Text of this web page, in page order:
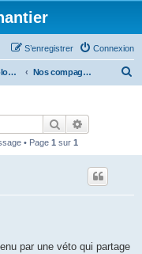
Connexion
S’enregistrer
Nature/Ecologie/Ptits oiseaux... Nos compagnons à X pattes...
Rechercher
• Page 1 sur 1
par une véto qui partage